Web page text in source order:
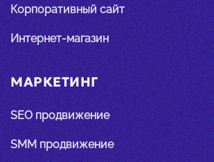
Корпоративный сайт
Интернет-магазин
МАРКЕТИНГ
SEO продвижение
SMM продвижение